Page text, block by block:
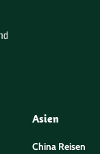
Asien
China Reisen